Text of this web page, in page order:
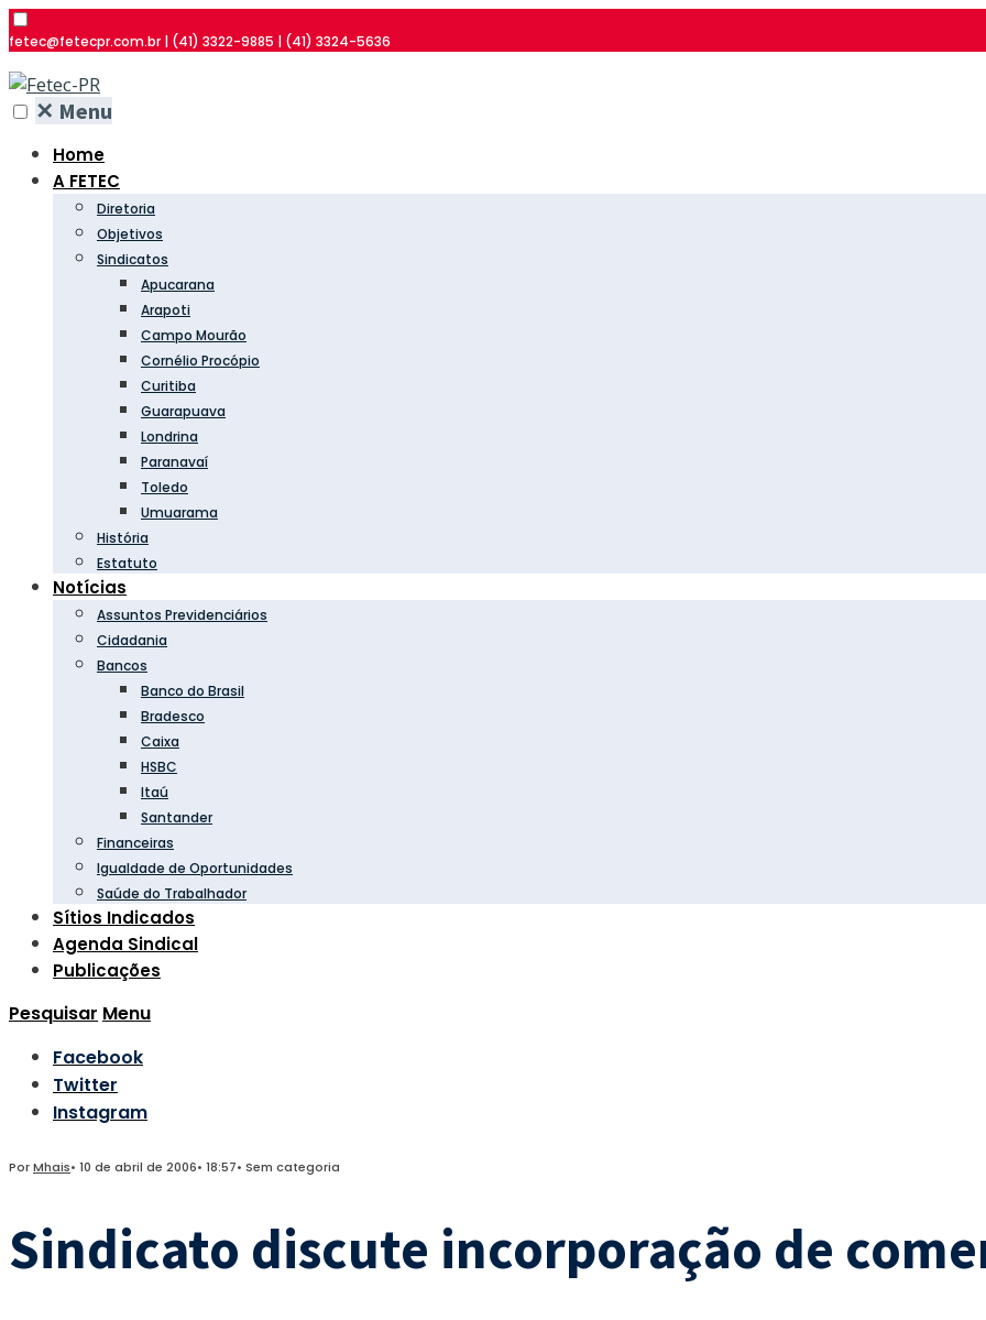
fetec@fetecpr.com.br | (41) 3322-9885 | (41) 3324-5636
✕ Menu
Home
A FETEC
Diretoria
Objetivos
Sindicatos
Apucarana
Arapoti
Campo Mourão
Cornélio Procópio
Curitiba
Guarapuava
Londrina
Paranavaí
Toledo
Umuarama
História
Estatuto
Notícias
Assuntos Previdenciários
Cidadania
Bancos
Banco do Brasil
Bradesco
Caixa
HSBC
Itaú
Santander
Financeiras
Igualdade de Oportunidades
Saúde do Trabalhador
Sítios Indicados
Agenda Sindical
Publicações
Pesquisar Menu
Facebook
Twitter
Instagram
PorMhais• 10 de abril de 2006• 18:57• Sem categoria
Sindicato discute incorporação de